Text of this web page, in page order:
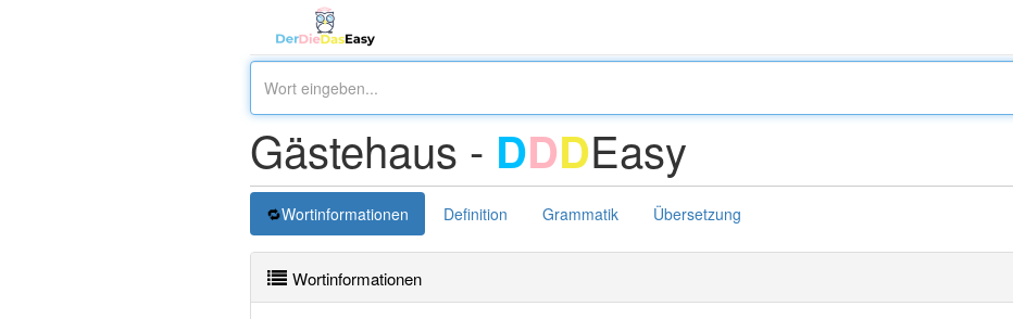
Gästehaus - DDDEasy
Wortinformationen Definition Grammatik Übersetzung
Wortinformationen